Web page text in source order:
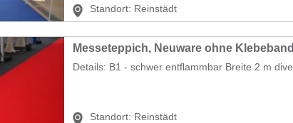
Standort: Reinstädt
Messeteppich, Neuware ohne
Details: B1 - schwer entflammbar Breite 2 m
Standort: Reinstädt